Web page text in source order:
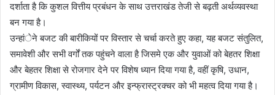
दर्शाता है कि कुशल वित्तीय प्रबंधन के साथ उत्तराखंड तेजी से बढ़ती अर्थव्यवस्था
बन गया है।
उन्हांेने बजट की बारीकियों पर विस्तार से चर्चा करते हुए कहा, यह बजट संतुलित,
समावेशी और सभी वर्गों तक पहुंचने वाला है जिसमे एक और युवाओं को बेहतर शिक्षा
और बेहतर शिक्षा से रोजगार देने पर विशेष ध्यान दिया गया है, वहीं कृषि, उधान,
ग्रामीण विकास, स्वास्थ्य, पर्यटन और इन्फ्रास्ट्रक्चर को भी महत्व दिया गया है।